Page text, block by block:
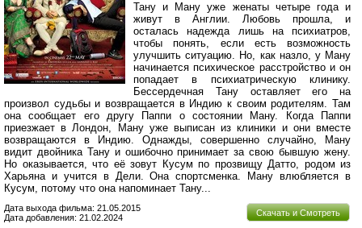
Тану и Ману уже женаты четыре года и
живут в Англии. Любовь прошла, и
осталась надежда лишь на психиатров,
чтобы понять, если есть возможность
улучшить ситуацию. Но, как назло, у Ману
начинается психическое расстройство и он
попадает в психиатрическую клинику.
Бессердечная Тану оставляет его на
произвол судьбы и возвращается в Индию к своим родителям. Там
она сообщает его другу Паппи о состоянии Ману. Когда Паппи
приезжает в Лондон, Ману уже выписан из клиники и они вместе
возвращаются в Индию. Однажды, совершенно случайно, Ману
видит двойника Тану и ошибочно принимает за свою бывшую жену.
Но оказывается, что её зовут Кусум по прозвищу Датто, родом из
Харьяна и учится в Дели. Она спортсменка. Ману влюбляется в
Кусум, потому что она напоминает Тану...
Скачать и Смотреть
Дата выхода фильма: 21.05.2015
Дата добавления: 21.02.2024